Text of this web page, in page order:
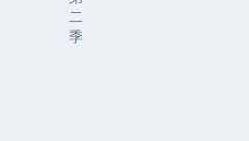
二
季